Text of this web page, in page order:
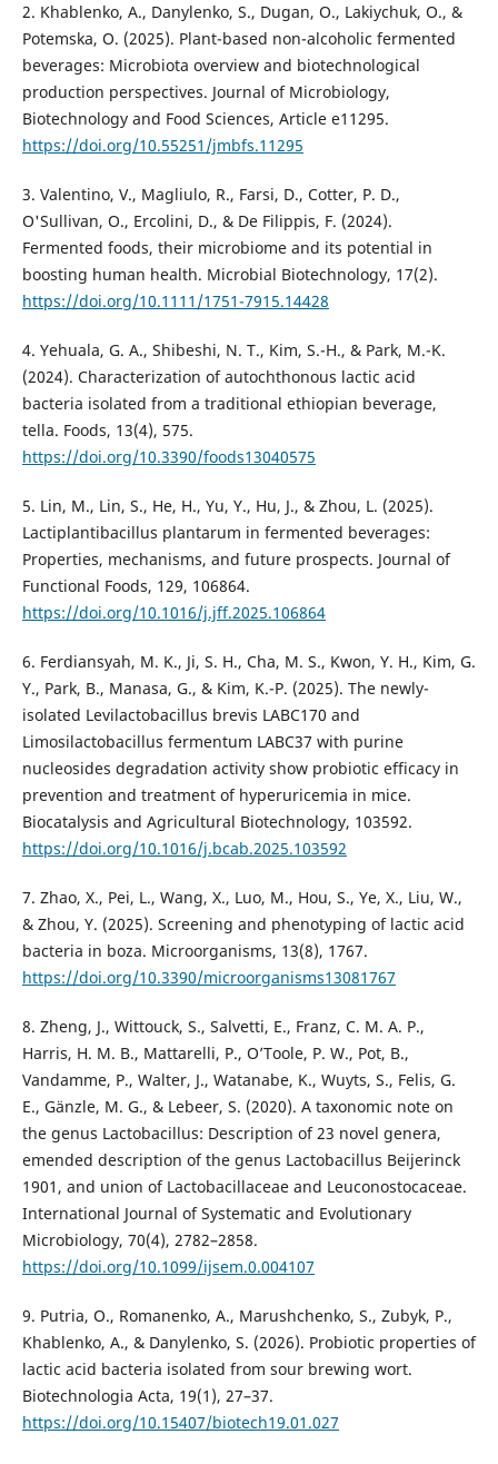
2. Khablenko, A., Danylenko, S., Dugan, O., Lakiychuk, O., &
Potemska, O. (2025). Plant-based non-alcoholic fermented
beverages: Microbiota overview and biotechnological
production perspectives. Journal of Microbiology,
Biotechnology and Food Sciences, Article e11295.
https://doi.org/10.55251/jmbfs.11295
3. Valentino, V., Magliulo, R., Farsi, D., Cotter, P. D.,
O'Sullivan, O., Ercolini, D., & De Filippis, F. (2024).
Fermented foods, their microbiome and its potential in
boosting human health. Microbial Biotechnology, 17(2).
https://doi.org/10.1111/1751-7915.14428
4. Yehuala, G. A., Shibeshi, N. T., Kim, S.-H., & Park, M.-K.
(2024). Characterization of autochthonous lactic acid
bacteria isolated from a traditional ethiopian beverage,
tella. Foods, 13(4), 575.
https://doi.org/10.3390/foods13040575
5. Lin, M., Lin, S., He, H., Yu, Y., Hu, J., & Zhou, L. (2025).
Lactiplantibacillus plantarum in fermented beverages:
Properties, mechanisms, and future prospects. Journal of
Functional Foods, 129, 106864.
https://doi.org/10.1016/j.jff.2025.106864
6. Ferdiansyah, M. K., Ji, S. H., Cha, M. S., Kwon, Y. H., Kim, G.
Y., Park, B., Manasa, G., & Kim, K.-P. (2025). The newly-
isolated Levilactobacillus brevis LABC170 and
Limosilactobacillus fermentum LABC37 with purine
nucleosides degradation activity show probiotic efficacy in
prevention and treatment of hyperuricemia in mice.
Biocatalysis and Agricultural Biotechnology, 103592.
https://doi.org/10.1016/j.bcab.2025.103592
7. Zhao, X., Pei, L., Wang, X., Luo, M., Hou, S., Ye, X., Liu, W.,
& Zhou, Y. (2025). Screening and phenotyping of lactic acid
bacteria in boza. Microorganisms, 13(8), 1767.
https://doi.org/10.3390/microorganisms13081767
8. Zheng, J., Wittouck, S., Salvetti, E., Franz, C. M. A. P.,
Harris, H. M. B., Mattarelli, P., O’Toole, P. W., Pot, B.,
Vandamme, P., Walter, J., Watanabe, K., Wuyts, S., Felis, G.
E., Gänzle, M. G., & Lebeer, S. (2020). A taxonomic note on
the genus Lactobacillus: Description of 23 novel genera,
emended description of the genus Lactobacillus Beijerinck
1901, and union of Lactobacillaceae and Leuconostocaceae.
International Journal of Systematic and Evolutionary
Microbiology, 70(4), 2782–2858.
https://doi.org/10.1099/ijsem.0.004107
9. Putria, O., Romanenko, A., Marushchenko, S., Zubyk, P.,
Khablenko, A., & Danylenko, S. (2026). Probiotic properties of
lactic acid bacteria isolated from sour brewing wort.
Biotechnologia Acta, 19(1), 27–37.
https://doi.org/10.15407/biotech19.01.027